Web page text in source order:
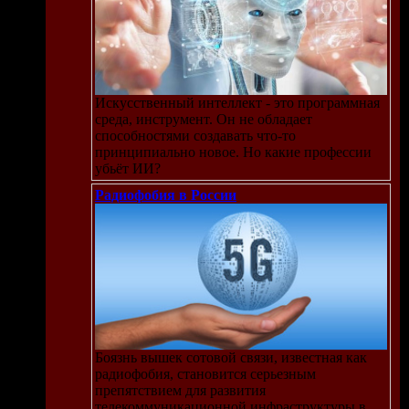
Искусственный интеллект - это программная
среда, инструмент. Он не обладает
способностями создавать что-то
принципиально новое. Но какие профессии
убьёт ИИ?
Радиофобия в России
Боязнь вышек сотовой связи, известная как
радиофобия, становится серьезным
препятствием для развития